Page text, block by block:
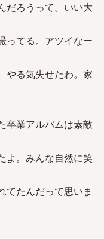
だろうって。いい大
ってる。アツイなー
やる気失せたわ。家
卒業アルバムは素敵
よ。みんな自然に笑
たんだって思いま